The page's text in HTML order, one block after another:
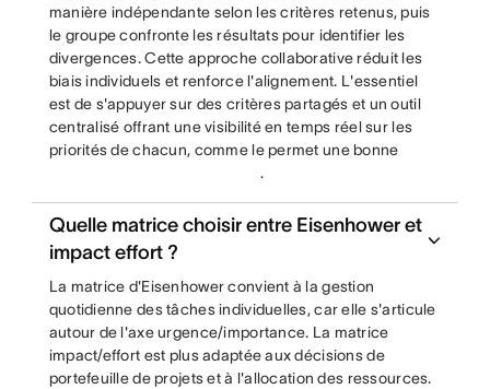
manière indépendante selon les critères retenus, puis
le groupe confronte les résultats pour identifier les
divergences. Cette approche collaborative réduit les
biais individuels et renforce l'alignement. L'essentiel
est de s'appuyer sur des critères partagés et un outil
centralisé offrant une visibilité en temps réel sur les
priorités de chacun, comme le permet une bonne
.
Quelle matrice choisir entre Eisenhower et
impact effort ?
La matrice d'Eisenhower convient à la gestion
quotidienne des tâches individuelles, car elle s'articule
autour de l'axe urgence/importance. La matrice
impact/effort est plus adaptée aux décisions de
portefeuille de projets et à l'allocation des ressources.